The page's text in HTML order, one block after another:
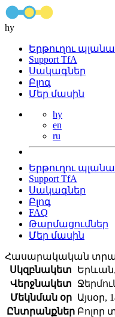
hy
Երթուղու
Support TfA
Սակագներ
Բլոգ
Մեր մասին
hy
en
ru
Երթուղու
Support TfA
Սակագներ
Բլոգ
FAQ
Թարմացումներ
Մեր մասին
Հասարակական
Սկզբնակետ
Վերջնակետ
Մեկնման օր
Այսօր,
Ընտրանքներ Բոլոր